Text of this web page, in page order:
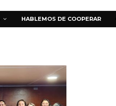
HABLEMOS DE COOPERAR